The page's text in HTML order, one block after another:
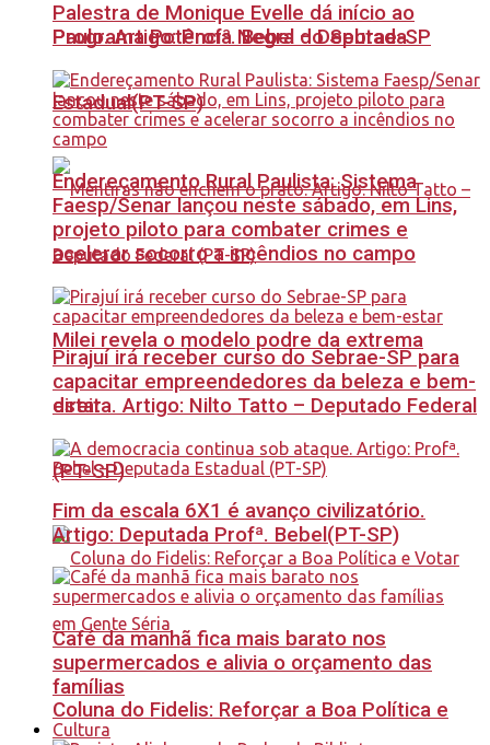
Paulo. Artigo: Profª. Bebel – Deputada
Estadual(PT-SP)
Milei revela o modelo podre da extrema
direita. Artigo: Nilto Tatto – Deputado Federal
(PT-SP)
Coluna do Fidelis: Reforçar a Boa Política e
Palestra de Monique Evelle dá início ao
Programa Potência Negra do Sebrae-SP
Endereçamento Rural Paulista: Sistema
Faesp/Senar lançou neste sábado, em Lins,
projeto piloto para combater crimes e
acelerar socorro a incêndios no campo
Pirajuí irá receber curso do Sebrae-SP para
capacitar empreendedores da beleza e bem-
estar
Fim da escala 6X1 é avanço civilizatório.
Artigo: Deputada Profª. Bebel(PT-SP)
Café da manhã fica mais barato nos
supermercados e alivia o orçamento das
famílias
Cultura